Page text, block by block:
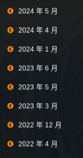
2024 年 5 月
2024 年 4 月
2024 年 1 月
2023 年 6 月
2023 年 5 月
2023 年 3 月
2022 年 12 月
2022 年 4 月